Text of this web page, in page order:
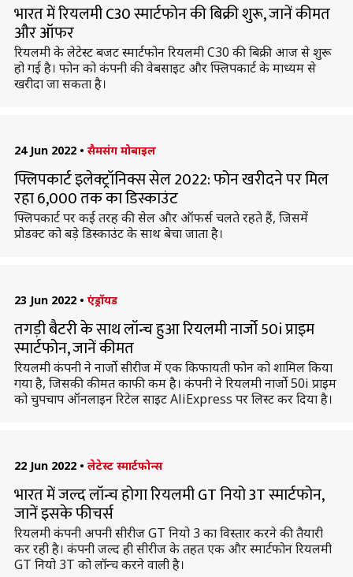
भारत में रियलमी C30 स्मार्टफोन की बिक्री शुरू, जानें कीमत
और ऑफर
रियलमी के लेटेस्ट बजट स्मार्टफोन रियलमी C30 की बिक्री आज से शुरू
हो गई है। फोन को कंपनी की वेबसाइट और फ्लिपकार्ट के माध्यम से
खरीदा जा सकता है।
24 Jun 2022 • सैमसंग मोबाइल
फ्लिपकार्ट इलेक्ट्रॉनिक्स सेल 2022: फोन खरीदने पर मिल
रहा 6,000 तक का डिस्काउंट
फ्लिपकार्ट पर कई तरह की सेल और ऑफर्स चलते रहते हैं, जिसमें
प्रोडक्ट को बड़े डिस्काउंट के साथ बेचा जाता है।
23 Jun 2022 • एंड्रॉयड
तगड़ी बैटरी के साथ लॉन्च हुआ रियलमी नार्जो 50i प्राइम
स्मार्टफोन, जानें कीमत
रियलमी कंपनी ने नार्जो सीरीज में एक किफायती फोन को शामिल किया
गया है, जिसकी कीमत काफी कम है। कंपनी ने रियलमी नार्जो 50i प्राइम
को चुपचाप ऑनलाइन रिटेल साइट AliExpress पर लिस्ट कर दिया है।
22 Jun 2022 • लेटेस्ट स्मार्टफोन्स
भारत में जल्द लॉन्च होगा रियलमी GT नियो 3T स्मार्टफोन,
जानें इसके फीचर्स
रियलमी कंपनी अपनी सीरीज GT नियो 3 का विस्तार करने की तैयारी
कर रही है। कंपनी जल्द ही सीरीज के तहत एक और स्मार्टफोन रियलमी
GT नियो 3T को लॉन्च करने वाली है।